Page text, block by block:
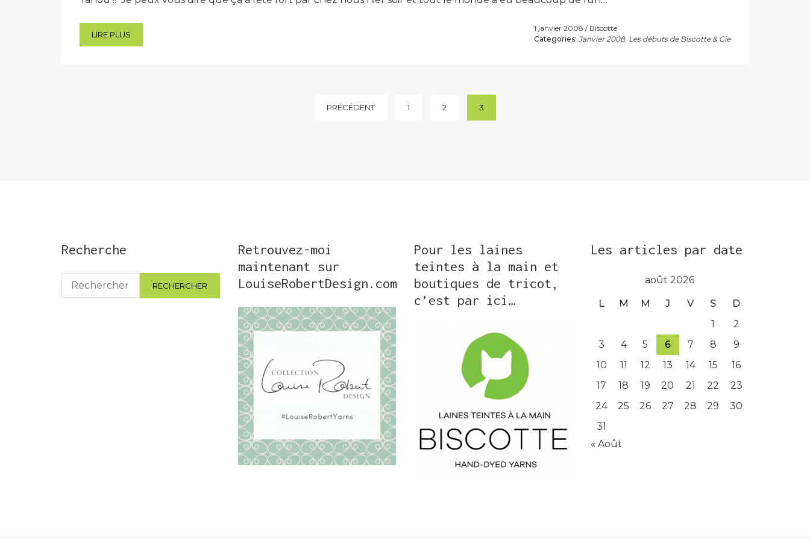
LIRE PLUS
1 janvier 2008
Biscotte
Categories: Janvier 2008, Les débuts de Biscotte & Cie
PRÉCÉDENT 1 2 3
Recherche
Rechercher :
Retrouvez-moi
maintenant sur
LouiseRobertDesign.com
Pour les laines
teintes à la main et
boutiques de tricot,
c’est par ici…
Les articles par date
août 2026
L M M J V S
D
1
2
3
4 5 6 7 8
9
10
11 12 13 14 15
16
17
18 19 20 21 22
23
24
25 26 27 28 29
30
31
« Août